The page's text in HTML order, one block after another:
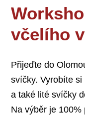
včelího
Přijeďte do
svíčky. Vyrobíte
a také lité svíčky
Na výběr je